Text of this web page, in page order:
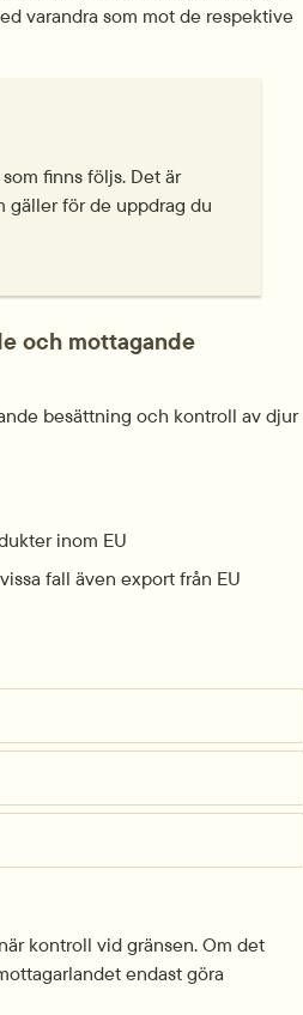
varandra som mot de respektive
finns följs. Det är
gäller för de uppdrag du
och mottagande
besättning och kontroll av djur
inom EU
fall även export från EU
kontroll vid gränsen. Om det
endast göra